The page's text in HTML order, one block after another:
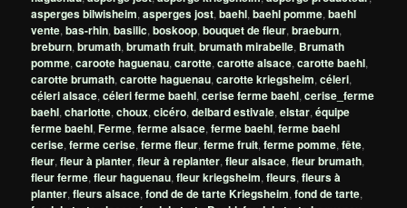
asperges bilwisheim,asperges jost,baehl,baehl pomme,baehl
vente,bas-rhin,basilic,boskoop,bouquet de fleur,braeburn,
breburn,brumath,brumath fruit,brumath mirabelle, Brumath
pomme,caroote haguenau,carotte,carotte alsace,carotte baehl,
carotte brumath,carotte haguenau,carotte kriegsheim,céleri,
céleri alsace,céleri ferme baehl,cerise ferme baehl,cerise_ferme
baehl,charlotte,choux,cicéro,delbard estivale,elstar,équipe
ferme baehl,Ferme,ferme alsace,ferme baehl,ferme baehl
cerise,ferme cerise,ferme fleur,ferme fruit,ferme pomme,fête,
fleur,fleur à planter,fleur à replanter,fleur alsace,fleur brumath,
fleur ferme,fleur haguenau,fleur kriegsheim,fleurs,fleurs à
planter,fleurs alsace,fond de de tarte Kriegsheim,fond de tarte,